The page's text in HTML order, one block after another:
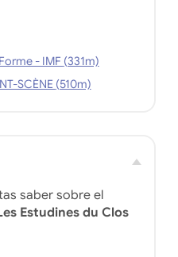
Institut des Métiers de la Forme - IMF (331m)
École de maquillage AVANT-SCÈNE (510m)
saber sobre el
Estudines du Clos